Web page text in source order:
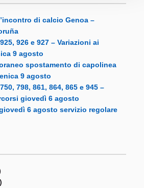
di calcio Genoa –
926 e 927 – Variazioni ai
9 agosto
spostamento di capolinea
9 agosto
798, 861, 864, 865 e 945 –
giovedì 6 agosto
6 agosto servizio regolare